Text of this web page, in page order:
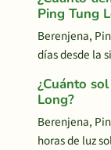
Ping Tung
Berenjena,
días desde la
¿Cuánto
Long?
Berenjena,
horas de luz